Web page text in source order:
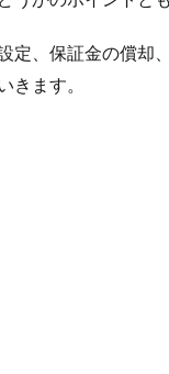
定、保証金の償却
きます。